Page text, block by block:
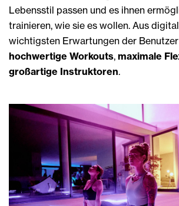
Lebensstil passen und es ihnen
trainieren, wie sie es wollen. Aus
wichtigsten Erwartungen der Benutzer
hochwertige Workouts, maximale
großartige Instruktoren.